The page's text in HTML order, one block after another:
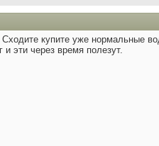
купите уже нормальные
эти через время полезут.